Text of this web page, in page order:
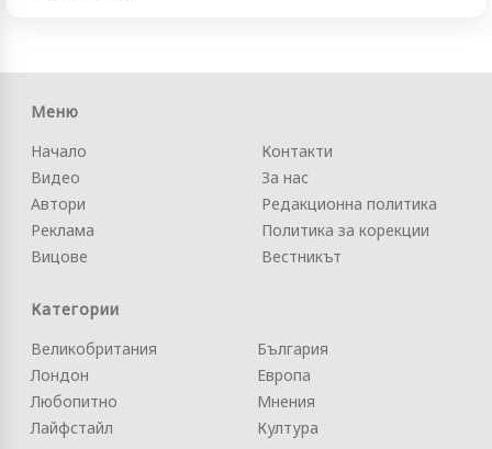
Меню
Начало
Видео
Автори
Реклама
Вицове
Контакти
За нас
Редакционна политика
Политика за корекции
Вестникът
Категории
Великобритания
Лондон
Любопитно
Лайфстайл
България
Европа
Мнения
Култура